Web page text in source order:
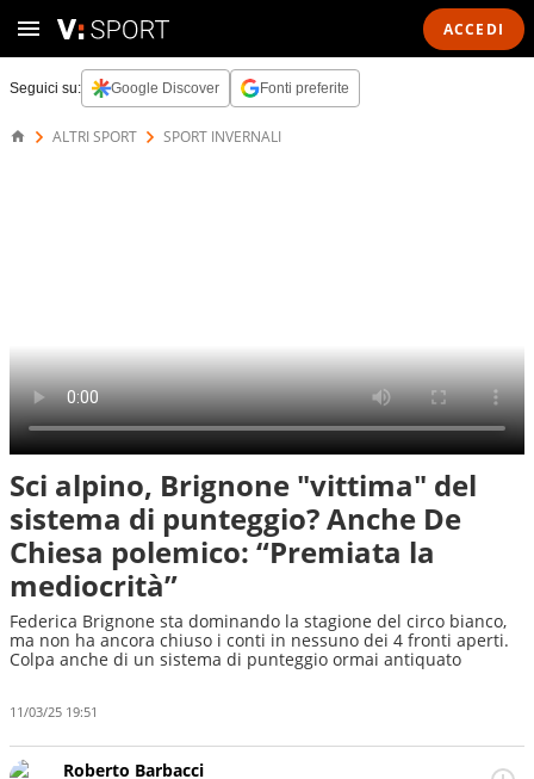
ACCEDI
Seguici su: Google Discover Fonti preferite
ALTRI SPORT SPORT INVERNALI
Sci alpino, Brignone "vittima" del
sistema di punteggio? Anche De
Chiesa polemico: “Premiata la
mediocrità”
Federica Brignone sta dominando la stagione del circo bianco,
ma non ha ancora chiuso i conti in nessuno dei 4 fronti aperti.
Colpa anche di un sistema di punteggio ormai antiquato
11/03/25 19:51
Roberto Barbacci